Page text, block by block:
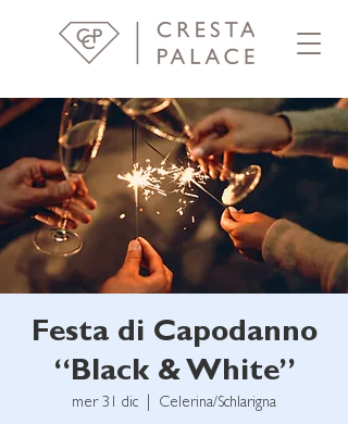
Festa di Capodanno
“Black & White”
mer 31 dic Celerina/Schlarigna